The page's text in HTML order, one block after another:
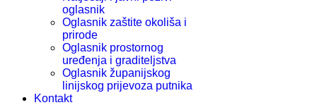
oglasnik
Oglasnik zaštite okoliša i
prirode
Oglasnik prostornog
uređenja i graditeljstva
Oglasnik županijskog
linijskog prijevoza putnika
Kontakt